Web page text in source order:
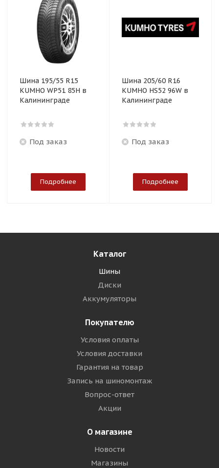
Шина 195/55 R15
KUMHO WP51 85H в
Калининграде
Под заказ
Подробнее
Шина 205/60 R16
KUMHO HS52 96W в
Калининграде
Под заказ
Подробнее
Каталог
Шины
Диски
Аккумуляторы
Покупателю
Условия оплаты
Условия доставки
Гарантия на товар
Запись на шиномонтаж
Вопрос-ответ
Акции
О магазине
Новости
Магазины